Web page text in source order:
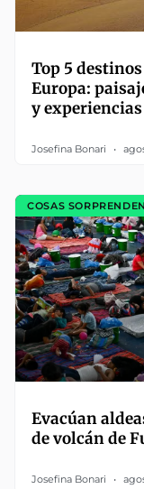
Top 5
Europa:
y
Josefina Bonari
COSAS
Evacúan
de volcán de
Josefina Bonari